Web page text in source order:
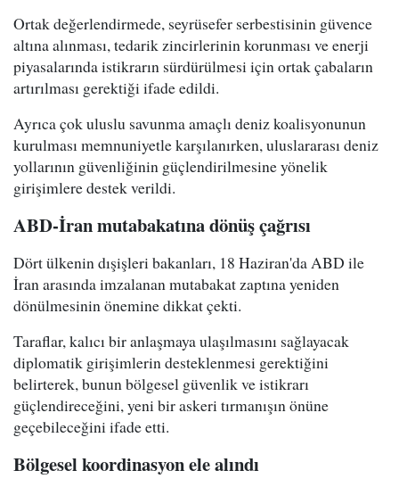
Ortak değerlendirmede, seyrüsefer serbestisinin güvence
altına alınması, tedarik zincirlerinin korunması ve enerji
piyasalarında istikrarın sürdürülmesi için ortak çabaların
artırılması gerektiği ifade edildi.
Ayrıca çok uluslu savunma amaçlı deniz koalisyonunun
kurulması memnuniyetle karşılanırken, uluslararası deniz
yollarının güvenliğinin güçlendirilmesine yönelik
girişimlere destek verildi.
ABD-İran mutabakatına dönüş çağrısı
Dört ülkenin dışişleri bakanları, 18 Haziran'da ABD ile
İran arasında imzalanan mutabakat zaptına yeniden
dönülmesinin önemine dikkat çekti.
Taraflar, kalıcı bir anlaşmaya ulaşılmasını sağlayacak
diplomatik girişimlerin desteklenmesi gerektiğini
belirterek, bunun bölgesel güvenlik ve istikrarı
güçlendireceğini, yeni bir askeri tırmanışın önüne
geçebileceğini ifade etti.
Bölgesel koordinasyon ele alındı